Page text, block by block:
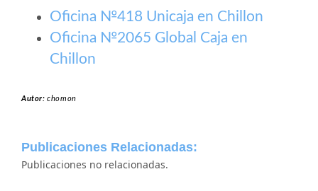
Oficina №418 Unicaja en Chillon
Oficina №2065 Global Caja en
Chillon
Autor:chomon
Publicaciones Relacionadas:
Publicaciones no relacionadas.